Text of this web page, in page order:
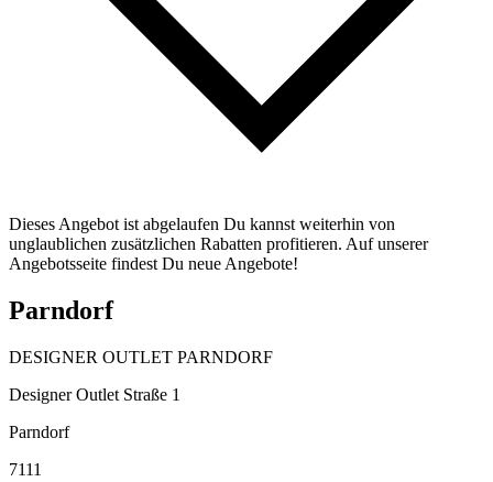
Dieses Angebot ist abgelaufen Du kannst weiterhin von
unglaublichen zusätzlichen Rabatten profitieren. Auf unserer
Angebotsseite findest Du neue Angebote!
Parndorf
DESIGNER OUTLET PARNDORF
Designer Outlet Straße 1
Parndorf
7111